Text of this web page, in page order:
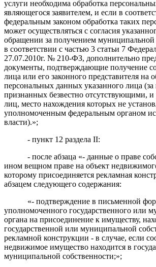
услуги необходима обработка
являющегося заявителем, и если в
федеральным законом обработка таких
может осуществляться с согласия
обращении за получением муниципальной
в соответствии с частью 3 статьи 7
27.07.2010г. № 210-ФЗ, дополнительно
документы, подтверждающие получение
лица или его законного представителя на
персональных данных указанного лица
признанных безвестно отсутствующими,
лиц, место нахождения которых не
уполномоченным федеральным органом
власти).»;
- пункт 12 раздела II:
- после абзаца «- данные о праве
ином вещном праве на объект
которому присоединяется рекламная
абзацем следующего содержания:
«- подтверждение в письменной
уполномоченного государственного или
органа на присоединение к имуществу,
государственной или муниципальной
рекламной конструкции - в случае, если
недвижимое имущество находится в
муниципальной собственности;»;